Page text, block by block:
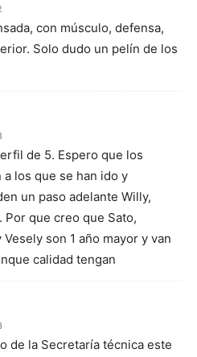
con músculo, defensa,
Solo dudo un pelín de los
de 5. Espero que los
los que se han ido y
un paso adelante Willy,
Por que creo que Sato,
son 1 año mayor y van
calidad tengan
de la Secretaría técnica este